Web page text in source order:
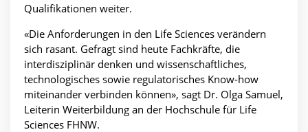
Qualifikationen weiter.
«Die Anforderungen in den Life Sciences verändern
sich rasant. Gefragt sind heute Fachkräfte, die
interdisziplinär denken und wissenschaftliches,
technologisches sowie regulatorisches Know-how
miteinander verbinden können», sagt Dr. Olga Samuel,
Leiterin Weiterbildung an der Hochschule für Life
Sciences FHNW.